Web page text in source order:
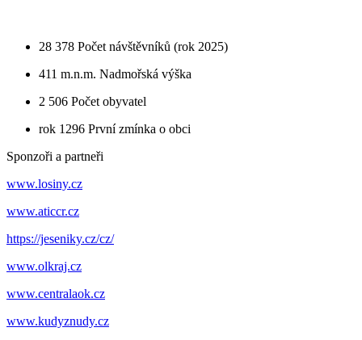
28 378 Počet návštěvníků (rok 2025)
411 m.n.m. Nadmořská výška
2 506 Počet obyvatel
rok 1296 První zmínka o obci
Sponzoři a partneři
www.losiny.cz
www.aticcr.cz
https://jeseniky.cz/cz/
www.olkraj.cz
www.centralaok.cz
www.kudyznudy.cz